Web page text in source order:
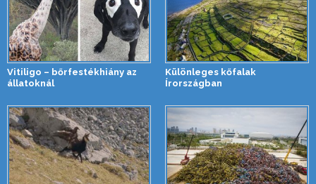
Vitiligo – bőrfestékhiány az
állatoknál
Különleges kőfalak
Írországban